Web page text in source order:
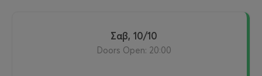
Σαβ, 10/10
Doors Open: 20:00